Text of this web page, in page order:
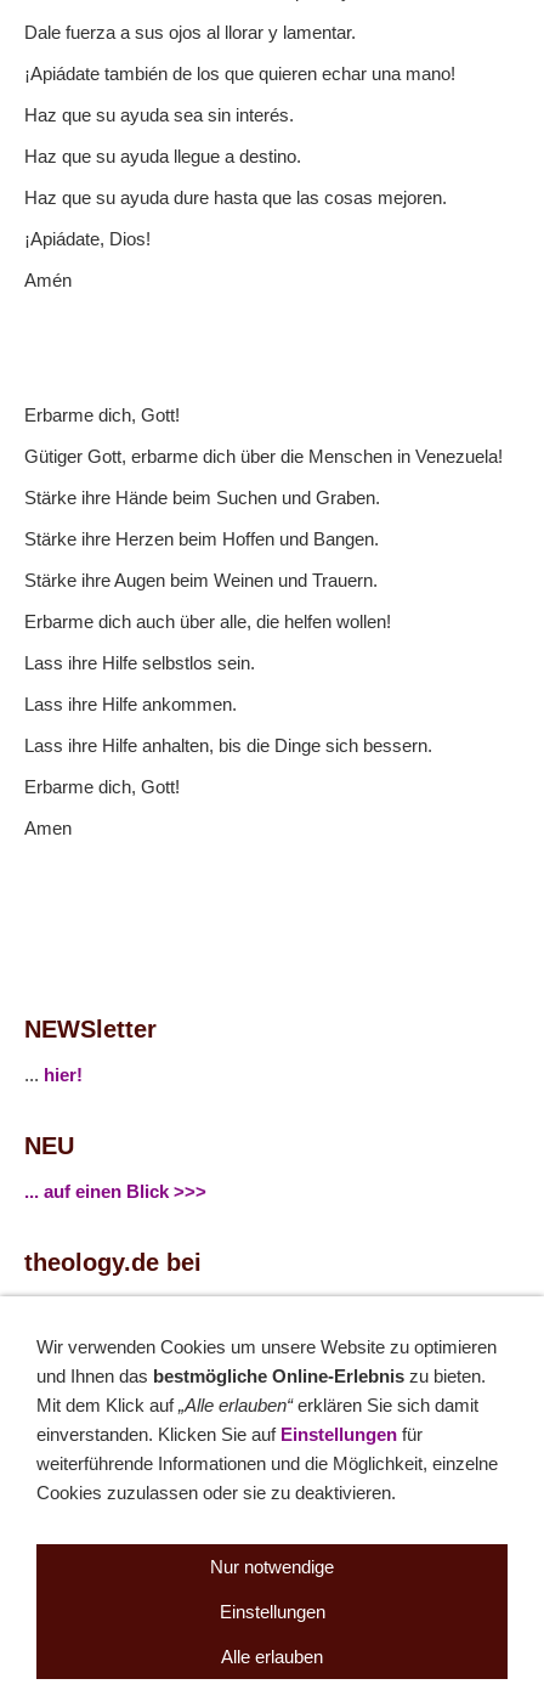
Dale fuerza a sus ojos al llorar y lamentar.
¡Apiádate también de los que quieren echar una mano!
Haz que su ayuda sea sin interés.
Haz que su ayuda llegue a destino.
Haz que su ayuda dure hasta que las cosas mejoren.
¡Apiádate, Dios!
Amén
Erbarme dich, Gott!
Gütiger Gott, erbarme dich über die Menschen in Venezuela!
Stärke ihre Hände beim Suchen und Graben.
Stärke ihre Herzen beim Hoffen und Bangen.
Stärke ihre Augen beim Weinen und Trauern.
Erbarme dich auch über alle, die helfen wollen!
Lass ihre Hilfe selbstlos sein.
Lass ihre Hilfe ankommen.
Lass ihre Hilfe anhalten, bis die Dinge sich bessern.
Erbarme dich, Gott!
Amen
NEWSletter
... hier!
NEU
... auf einen Blick >>>
theology.de bei
... Twitter
Monatsrätsel
Rätseln & Gewinnen!
Über unsKontakt
Wir verwenden Cookies um unsere Website zu optimieren
und Ihnen das bestmögliche Online-Erlebnis zu bieten.
Mit dem Klick auf„Alle erlauben“erklären Sie sich damit
einverstanden. Klicken Sie auf Einstellungen für
weiterführende Informationen und die Möglichkeit, einzelne
Cookies zuzulassen oder sie zu deaktivieren.
Nur notwendige
Einstellungen
Alle erlauben